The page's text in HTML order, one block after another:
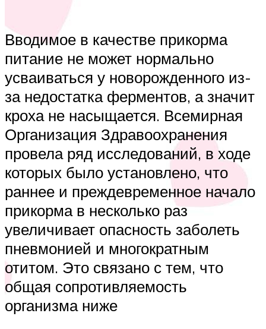
Вводимое в качестве прикорма
питание не может нормально
усваиваться у новорожденного из-
за недостатка ферментов, а значит
кроха не насыщается. Всемирная
Организация Здравоохранения
провела ряд исследований, в ходе
которых было установлено, что
раннее и преждевременное начало
прикорма в несколько раз
увеличивает опасность заболеть
пневмонией и многократным
отитом. Это связано с тем, что
общая сопротивляемость
организма ниже